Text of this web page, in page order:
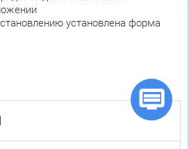
установлена форма